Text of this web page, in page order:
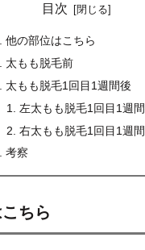
目次
他の部位はこちら
太もも脱毛前
太もも脱毛1回目1週間後
左太もも脱毛1回目1週
右太もも脱毛1回目1週
考察
ちら